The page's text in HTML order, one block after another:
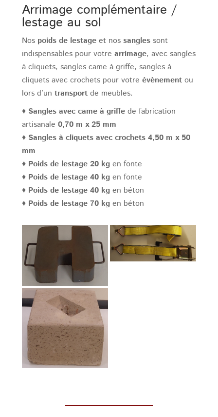
Arrimage complémentaire /
lestage au sol
Nos poids de lestageet nos sanglessont
indispensables pour votre arrimage, avec sangles
à cliquets, sangles came à griffe, sangles à
cliquets avec crochets pour votre évènementou
lors d’un transportde meubles.
♦ Sangles avec came à griffede fabrication
artisanale 0,70 m x 25 mm
♦ Sangles à cliquets avec crochets 4,50 m x 50
mm
♦ Poids de lestage 20 kgen fonte
♦ Poids de lestage 40 kgen fonte
♦ Poids de lestage 40 kgen béton
♦ Poids de lestage 70 kgen béton